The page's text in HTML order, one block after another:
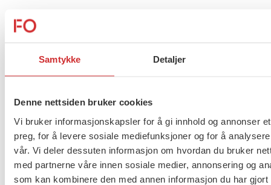
Samtykke Detaljer
Denne nettsiden bruker cookies
Vi bruker informasjonskapsler for å gi innhold og annonser
preg, for å levere sosiale mediefunksjoner og for å
vår. Vi deler dessuten informasjon om hvordan du bruker
med partnerne våre innen sosiale medier, annonsering og
som kan kombinere den med annen informasjon du har gjort
Vi skal stå opp for trygghet og
Kvisvik og Faugli gjenvalgt